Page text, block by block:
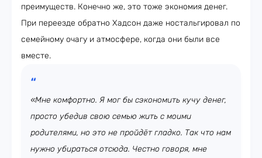
преимуществ. Конечно же, это тоже экономия денег.
При переезде обратно Хадсон даже ностальгировал по
семейному очагу и атмосфере, когда они были все
вместе.
«Мне комфортно. Я мог бы сэкономить кучу денег,
просто убедив свою семью жить с моими
родителями, но это не пройдёт гладко. Так что нам
нужно убираться отсюда. Честно говоря, мне